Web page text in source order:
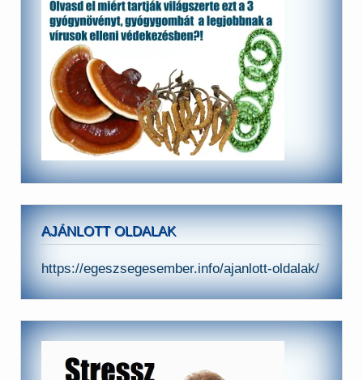
AJÁNLOTT OLDALAK
https://egeszsegesember.info/ajanlott-oldalak/